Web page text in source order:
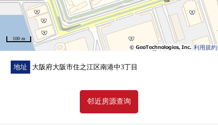
利用規約
100 m
地址 大阪府大阪市住之江区南港中3丁目
邻近房源查询